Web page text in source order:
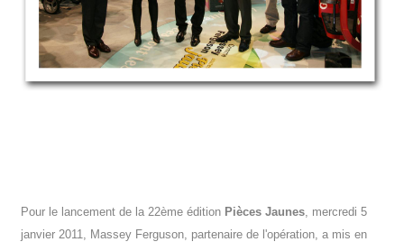
Pour le lancement de la 22ème édition Pièces Jaunes , mercredi 5
janvier 2011, Massey Ferguson, partenaire de l'opération, a mis en